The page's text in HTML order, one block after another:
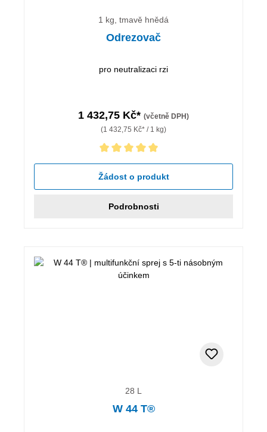
1 kg, tmavě hnědá
Odrezovač
pro neutralizaci rzi
1 432,75 Kč* (včetně DPH)
(1 432,75 Kč* / 1 kg)
Průměrné hodnocení 5 z 5 hvězd
Žádost o produkt
Podrobnosti
28 L
W 44 T®